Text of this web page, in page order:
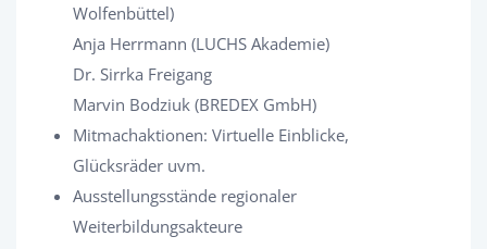
Wolfenbüttel)
Anja Herrmann (LUCHS Akademie)
Dr. Sirrka Freigang
Marvin Bodziuk (BREDEX GmbH)
Mitmachaktionen: Virtuelle Einblicke,
Glücksräder uvm.
Ausstellungsstände regionaler
Weiterbildungsakteure